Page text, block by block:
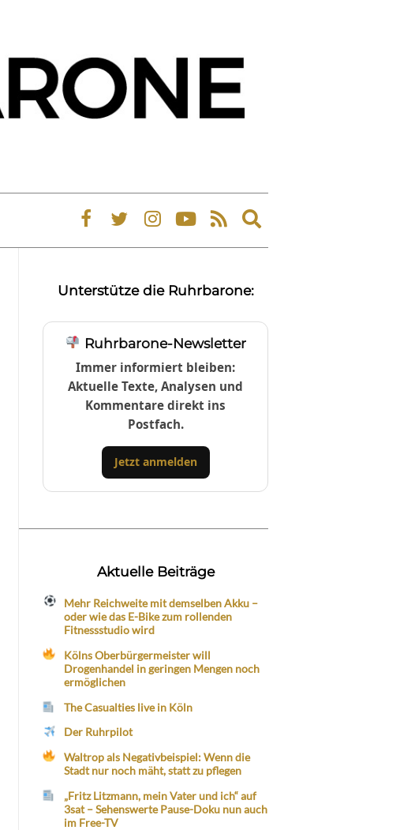
Expand
search
Unterstütze die Ruhrbarone:
Ruhrbarone-Newsletter
Immer informiert bleiben:
Aktuelle Texte, Analysen und
Kommentare direkt ins
Postfach.
Jetzt anmelden
Aktuelle Beiträge
Mehr Reichweite mit demselben Akku –
oder wie das E-Bike zum rollenden
Fitnessstudio wird
Kölns Oberbürgermeister will
Drogenhandel in geringen Mengen noch
ermöglichen
The Casualties live in Köln
Der Ruhrpilot
Waltrop als Negativbeispiel: Wenn die
Stadt nur noch mäht, statt zu pflegen
„Fritz Litzmann, mein Vater und ich“ auf
3sat – Sehenswerte Pause-Doku nun auch
im Free-TV